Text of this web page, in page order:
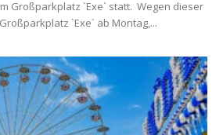
Großparkplatz `Exe` statt. Wegen dieser
`Exe` ab Montag,...